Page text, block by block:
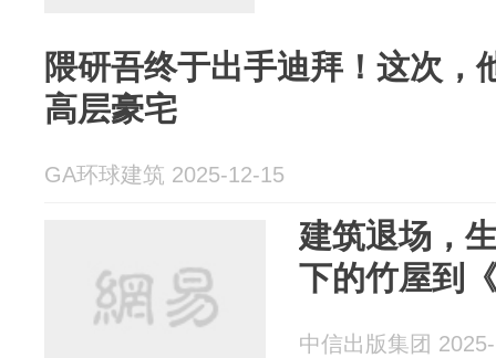
隈研吾终于出手迪拜！这次，
高层豪宅
GA环球建筑 2025-12-15
建筑退场，
下的竹屋到
中信出版集团